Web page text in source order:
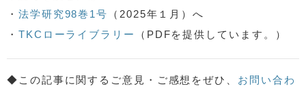
・ 法学研究98巻1号
（2025年１月）へ
・ TKCローライブラリー （PDFを提供しています。）
◆この記事に関するご意見・ご感想をぜひ、 お問い合わ